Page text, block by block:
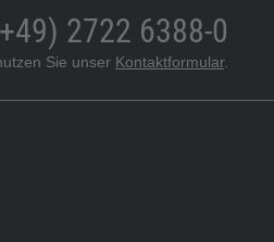
2722 6388-0
Sie unser Kontaktformular.